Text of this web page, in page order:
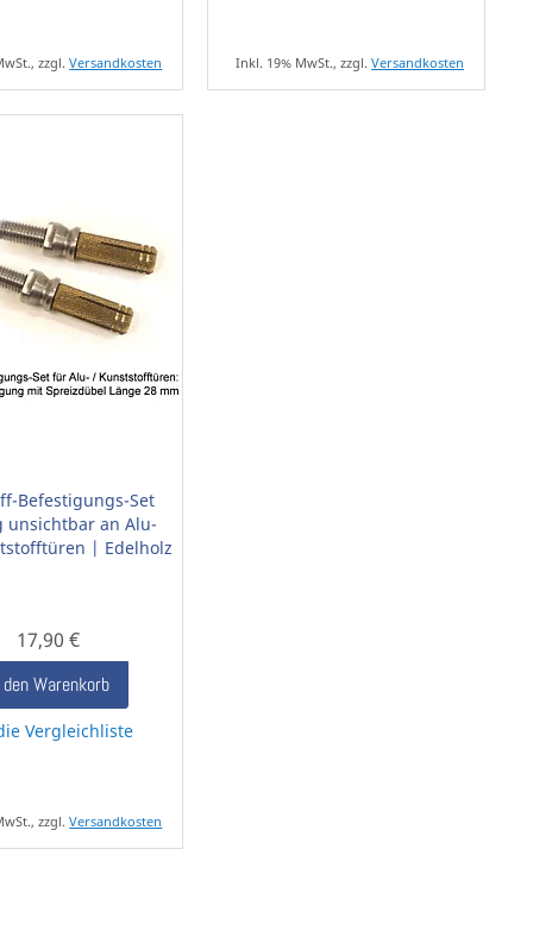
zzgl.Versandkosten Inkl. 19% MwSt., zzgl.Versandkosten
Befestigungs-Set
unsichtbar an Alu-
| Edelholz
17,90 €
Warenkorb
Vergleichliste
zzgl.Versandkosten